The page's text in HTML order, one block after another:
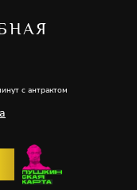
с антрактом